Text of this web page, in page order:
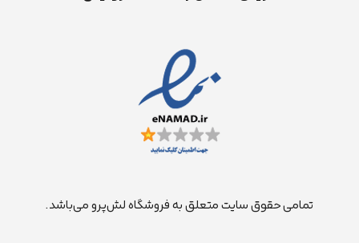
تمامی حقوق سایت متعلق به فروشگاه لش‌پرو می‌باشد.